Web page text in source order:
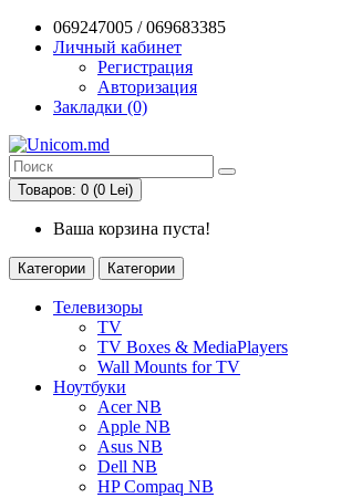
069247005 / 069683385
Личный кабинет
Регистрация
Авторизация
Закладки (0)
Товаров: 0 (0 Lei)
Ваша корзина пуста!
Категории Категории
Телевизоры
TV
TV Boxes & MediaPlayers
Wall Mounts for TV
Ноутбуки
Acer NB
Apple NB
Asus NB
Dell NB
HP Compaq NB